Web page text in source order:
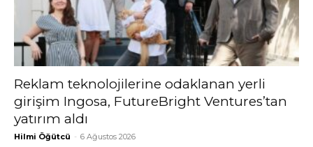
Reklam teknolojilerine odaklanan yerli
girişim Ingosa, FutureBright Ventures’tan
yatırım aldı
Hilmi Öğütcü - 6 Ağustos 2026